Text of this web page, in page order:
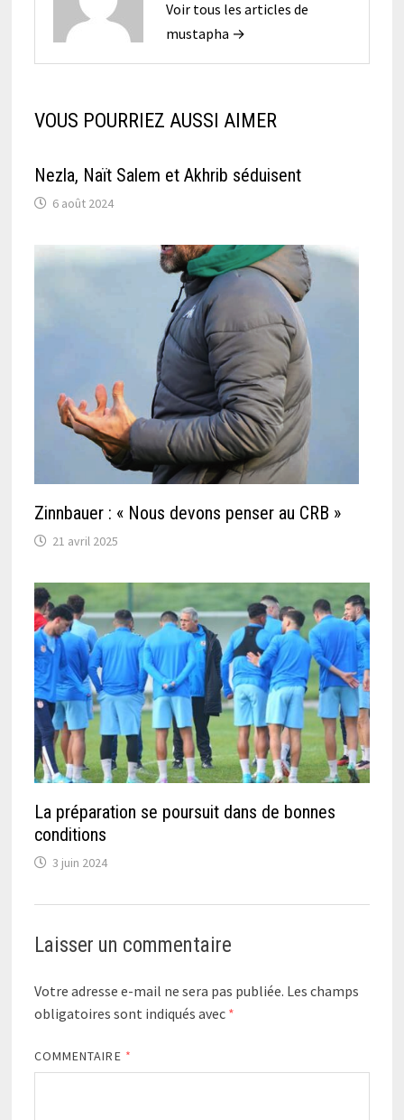
Voir tous les articles de
mustapha →
VOUS POURRIEZ AUSSI AIMER
Nezla, Naït Salem et Akhrib séduisent
6 août 2024
Zinnbauer : « Nous devons penser au CRB »
21 avril 2025
La préparation se poursuit dans de bonnes
conditions
3 juin 2024
Laisser un commentaire
Votre adresse e-mail ne sera pas publiée. Les champs
obligatoires sont indiqués avec *
COMMENTAIRE *